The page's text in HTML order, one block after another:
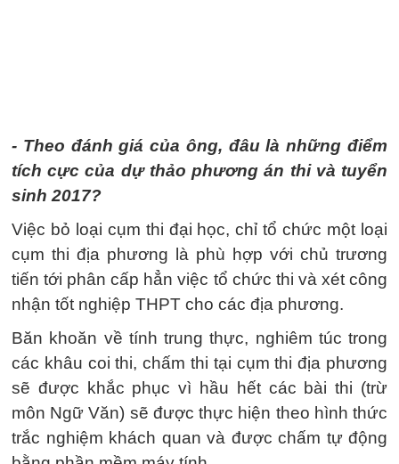
- Theo đánh giá của ông, đâu là những điểm
tích cực của dự thảo phương án thi và tuyển
sinh 2017?
Việc bỏ loại cụm thi đại học, chỉ tổ chức một loại
cụm thi địa phương là phù hợp với chủ trương
tiến tới phân cấp hẳn việc tổ chức thi và xét công
nhận tốt nghiệp THPT cho các địa phương.
Băn khoăn về tính trung thực, nghiêm túc trong
các khâu coi thi, chấm thi tại cụm thi địa phương
sẽ được khắc phục vì hầu hết các bài thi (trừ
môn Ngữ Văn) sẽ được thực hiện theo hình thức
trắc nghiệm khách quan và được chấm tự động